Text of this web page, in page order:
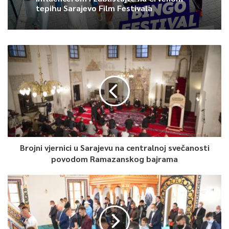
0
Article Rating
tepihu Sarajevo Film Festivala
Brojni vjernici u Sarajevu na centralnoj svečanosti
povodom Ramazanskog bajrama